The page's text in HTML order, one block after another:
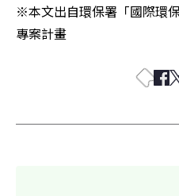
※本文出自環保署「國際環
專案計畫